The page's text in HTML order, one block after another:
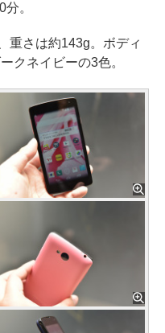
。
重さは約143g。ボディ
クネイビーの3色。